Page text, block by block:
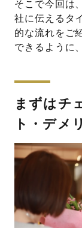
そこで今回は
社に伝えるタ
的な流れをご
できるように
まずはチ
ト・デメ